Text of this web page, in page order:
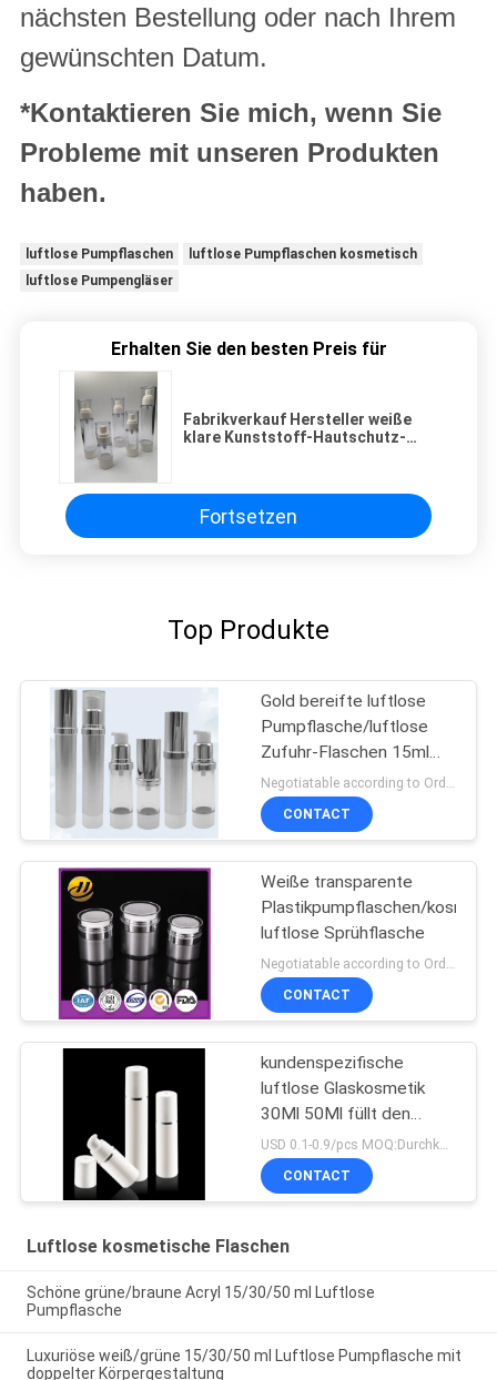
nächsten Bestellung oder nach Ihrem
gewünschten Datum.
*Kontaktieren Sie mich, wenn Sie
Probleme mit unseren Produkten
haben.
luftlose Pumpflaschen
luftlose Pumpflaschen kosmetisch
luftlose Pumpengläser
Erhalten Sie den besten Preis für
Fabrikverkauf Hersteller weiße
klare Kunststoff-Hautschutz-
Fortsetzen
Top Produkte
Gold bereifte luftlose
Pumpflasche/luftlose
Zufuhr-Flaschen 15ml
100ml
Negotiatable according to Order Quantity and printing Requirements MOQ:3000pcs pro Größe
CONTACT
Weiße transparente
Plastikpumpflaschen/
luftlose Sprühflasche
CONTACT
kundenspezifische
luftlose Glaskosmetik
30Ml 50Ml füllt den
bestätigten Pumpen-
Sprüher ISO90001 ab
CONTACT
Luftlose kosmetische Flaschen
Schöne grüne/braune Acryl 15/30/50 ml Luftlose
Pumpflasche
Luxuriöse weiß/grüne 15/30/50 ml Luftlose Pumpflasche mit
doppelter Körpergestaltung